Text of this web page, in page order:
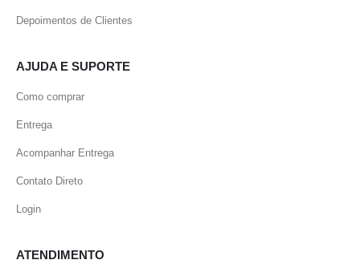
Depoimentos de Clientes
AJUDA E SUPORTE
Como comprar
Entrega
Acompanhar Entrega
Contato Direto
Login
ATENDIMENTO